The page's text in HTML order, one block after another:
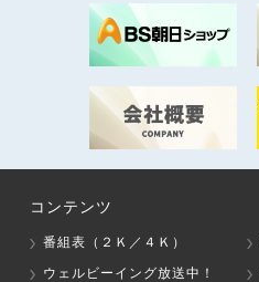
コンテンツ
番組表（２Ｋ／４Ｋ）
ウェルビーイング放送中！